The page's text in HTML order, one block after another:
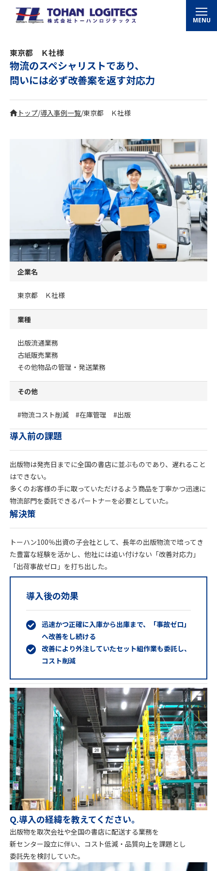
MENU
東京都 Ｋ社様
物流のスペシャリストであり、
問いには必ず改善案を返す対応力
トップ/導入事例一覧/東京都 Ｋ社様
企業名
東京都 Ｋ社様
業種
出版流通業務
古紙販売業務
その他物品の管理・発送業務
その他
#物流コスト削減 #在庫管理 #出版
導入前の課題
出版物は発売日までに全国の書店に並ぶものであり、遅れること
はできない。
多くのお客様の手に取っていただけるよう商品を丁寧かつ迅速に
物流部門を委託できるパートナーを必要としていた。
解決策
トーハン100％出資の子会社として、長年の出版物流で培ってき
た豊富な経験を活かし、他社には追い付けない「改善対応力」
「出荷事故ゼロ」を打ち出した。
導入後の効果
迅速かつ正確に入庫から出庫まで、「事故ゼロ」
へ改善をし続ける
改善により外注していたセット組作業も委託し、
コスト削減
Q.導入の経緯を教えてください。
出版物を取次会社や全国の書店に配送する業務を
新センター設立に伴い、コスト低減・品質向上を課題とし
委託先を検討していた。